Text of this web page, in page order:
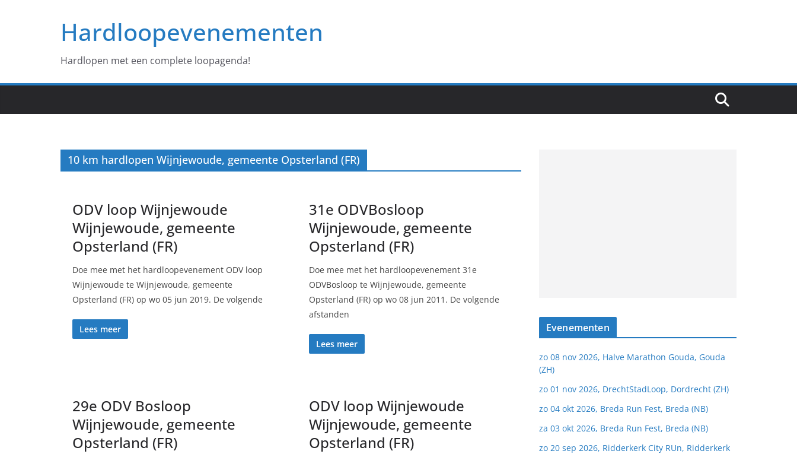
Hardloopevenementen
Hardlopen met een complete loopagenda!
10 km hardlopen Wijnjewoude, gemeente Opsterland (FR)
ODV loop Wijnjewoude
Wijnjewoude, gemeente
Opsterland (FR)
Doe mee met het hardloopevenement ODV loop
Wijnjewoude te Wijnjewoude, gemeente
Opsterland (FR) op wo 05 jun 2019. De volgende
Lees meer
31e ODVBosloop
Wijnjewoude, gemeente
Opsterland (FR)
Doe mee met het hardloopevenement 31e
ODVBosloop te Wijnjewoude, gemeente
Opsterland (FR) op wo 08 jun 2011. De volgende
afstanden
Lees meer
29e ODV Bosloop
Wijnjewoude, gemeente
Opsterland (FR)
ODV loop Wijnjewoude
Wijnjewoude, gemeente
Opsterland (FR)
Evenementen
zo 08 nov 2026, Halve Marathon Gouda, Gouda
(ZH)
zo 01 nov 2026, DrechtStadLoop, Dordrecht (ZH)
zo 04 okt 2026, Breda Run Fest, Breda (NB)
za 03 okt 2026, Breda Run Fest, Breda (NB)
zo 20 sep 2026, Ridderkerk City RUn, Ridderkerk